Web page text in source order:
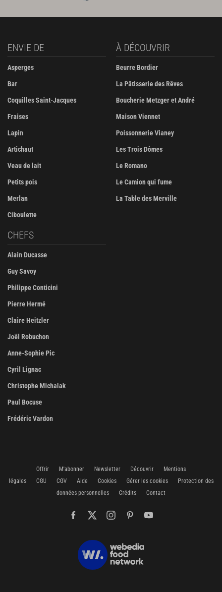
ENVIE DE
Asperges
Bar
Coquilles Saint-Jacques
Fraises
Lapin
Artichaut
Veau de lait
Petits pois
Merlan
Ciboulette
À DÉCOUVRIR
Beurre Bordier
La Pâtisserie des Rêves
Boucherie Metzger et André
Maison Viennet
Poissonnerie Vianey
Les Trois Dômes
Le Romano
Le Camion qui fume
La Table des Merville
CHEFS
Alain Ducasse
Guy Savoy
Philippe Conticini
Pierre Hermé
Claire Heitzler
Joël Robuchon
Anne-Sophie Pic
Cyril Lignac
Christophe Michalak
Paul Bocuse
Frédéric Vardon
Offrir M'abonner Newsletter Découvrir
Mentions
légales
CGU CGV Aide Cookies Gérer les cookies
Protection des
données personnelles
Crédits Contact